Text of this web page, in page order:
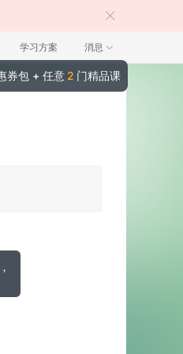
券包 + 任意 2 门精品课
学习方案 消息